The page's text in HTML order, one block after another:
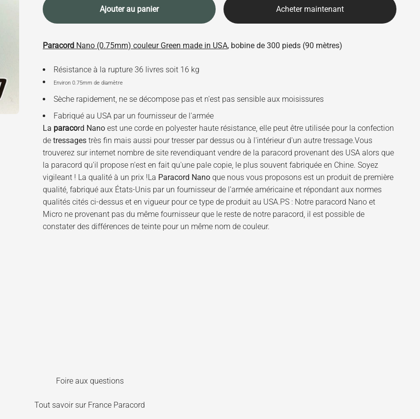
Ajouter au panier Acheter maintenant
Paracord Nano (0.75mm) couleur Green made in USA, bobine de 300 pieds (90 mètres)
Résistance à la rupture 36 livres soit 16 kg
Environ 0.75mm de diamètre
Sèche rapidement, ne se décompose pas et n'est pas sensible aux moisissures
Fabriqué au USA par un fournisseur de l'armée
La paracord Nano est une corde en polyester haute résistance, elle peut être utilisée pour la confection
de tressages très fin mais aussi pour tresser par dessus ou à l'intérieur d'un autre tressage.Vous
trouverez sur internet nombre de site revendiquant vendre de la paracord provenant des USA alors que
la paracord qu'il propose n'est en fait qu'une pale copie, le plus souvent fabriquée en Chine. Soyez
vigileant ! La qualité à un prix !La Paracord Nano que nous vous proposons est un produit de première
qualité, fabriqué aux États-Unis par un fournisseur de l'armée américaine et répondant aux normes
qualités cités ci-dessus et en vigueur pour ce type de produit au USA.PS : Notre paracord Nano et
Micro ne provenant pas du même fournisseur que le reste de notre paracord, il est possible de
constater des différences de teinte pour un même nom de couleur.
Foire aux questions
Tout savoir sur France Paracord